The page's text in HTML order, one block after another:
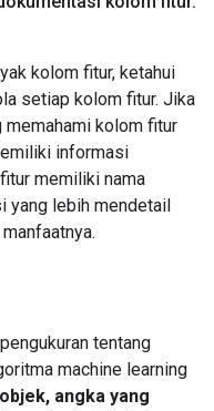
kolom fitur, ketahui
setiap kolom fitur. Jika
memahami kolom fitur
informasi
memiliki nama
yang lebih mendetail
tentang
machine learning
objek, angka yang